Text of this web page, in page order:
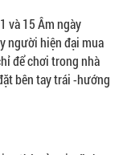
và 15 Âm ngày
người hiện đại mua
để chơi trong nhà
bên tay trái -hướng